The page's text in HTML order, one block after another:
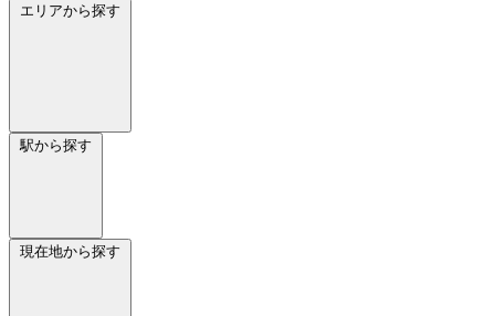
エリアから探す
駅から探す
現在地から探す